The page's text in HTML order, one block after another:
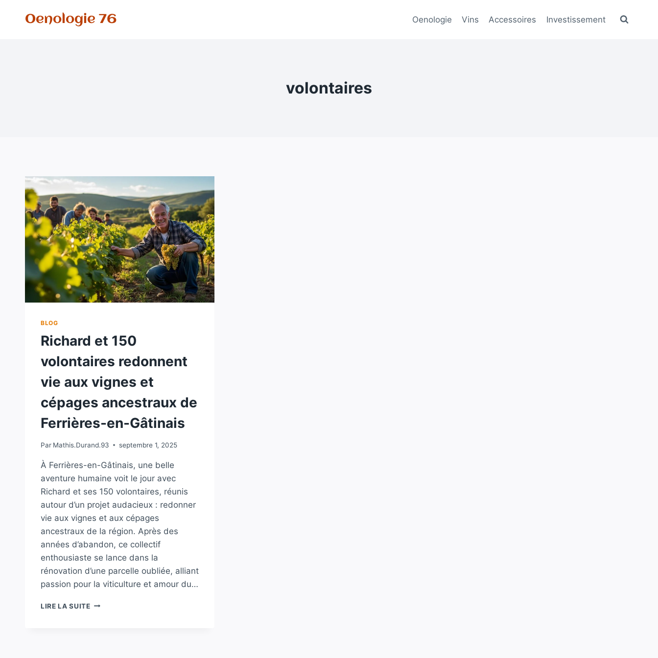
Oenologie 76 Oenologie Vins Accessoires Investissement
volontaires
BLOG
Richard et 150
volontaires redonnent
vie aux vignes et
cépages ancestraux de
Ferrières-en-Gâtinais
Par Mathis.Durand.93 septembre 1, 2025
À Ferrières-en-Gâtinais, une belle
aventure humaine voit le jour avec
Richard et ses 150 volontaires, réunis
autour d’un projet audacieux : redonner
vie aux vignes et aux cépages
ancestraux de la région. Après des
années d’abandon, ce collectif
enthousiaste se lance dans la
rénovation d’une parcelle oubliée, alliant
passion pour la viticulture et amour du…
LIRE LA SUITERICHARD